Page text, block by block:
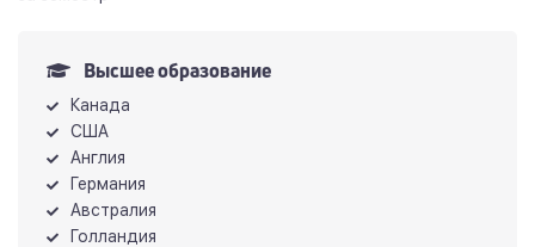
Высшее образование
Канада
США
Англия
Германия
Австралия
Голландия